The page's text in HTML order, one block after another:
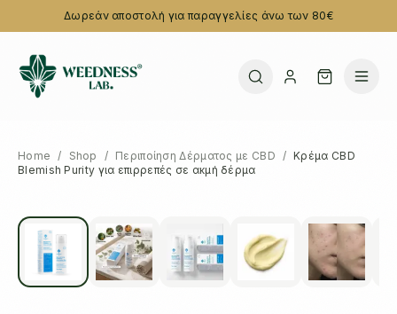
Δωρεάν αποστολή για παραγγελίες άνω των 80€
Home / Shop / Περιποίηση Δέρματος με CBD / Κρέμα CBD
Blemish Purity για επιρρεπές σε ακμή δέρμα